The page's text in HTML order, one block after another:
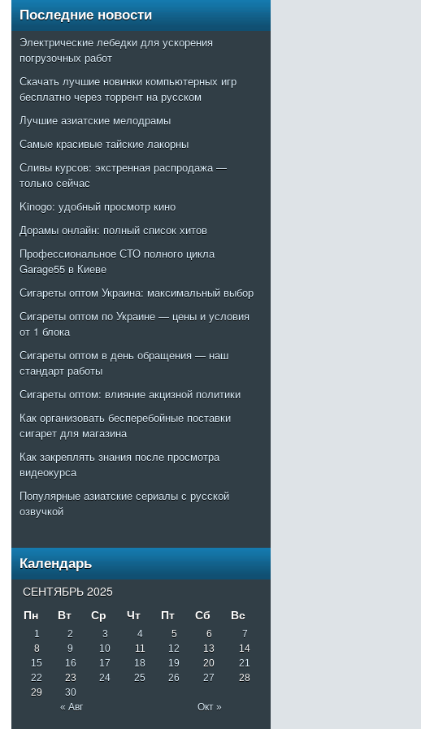
Последние новости
Электрические лебедки для ускорения
погрузочных работ
Скачать лучшие новинки компьютерных игр
бесплатно через торрент на русском
Лучшие азиатские мелодрамы
Самые красивые тайские лакорны
Сливы курсов: экстренная распродажа —
только сейчас
Kinogo: удобный просмотр кино
Дорамы онлайн: полный список хитов
Профессиональное СТО полного цикла
Garage55 в Киеве
Сигареты оптом Украина: максимальный выбор
Сигареты оптом по Украине — цены и условия
от 1 блока
Сигареты оптом в день обращения — наш
стандарт работы
Сигареты оптом: влияние акцизной политики
Как организовать бесперебойные поставки
сигарет для магазина
Как закреплять знания после просмотра
видеокурса
Популярные азиатские сериалы с русской
озвучкой
Календарь
СЕНТЯБРЬ 2025
Пн
Вт Ср Чт Пт Сб Вс
« Авг Окт »
1 2 3 4 5 6
7
8
9 10 11 12 13
14
15
16 17 18 19 20
21
22
23 24 25 26 27
28
29
30